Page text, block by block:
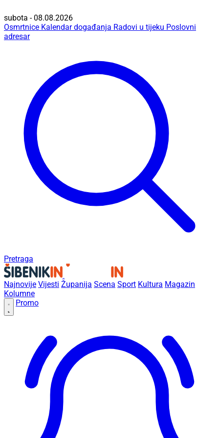
subota - 08.08.2026
Osmrtnice Kalendar događanja Radovi u tijeku Poslovni
adresar
Pretraga
Najnovije Vijesti Županija Scena Sport Kultura Magazin
Kolumne
Promo